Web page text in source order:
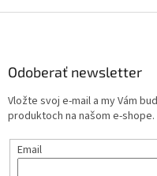
Odoberať newsletter
Vložte svoj e-mail a my Vám
produktoch na našom e-shope.
Email